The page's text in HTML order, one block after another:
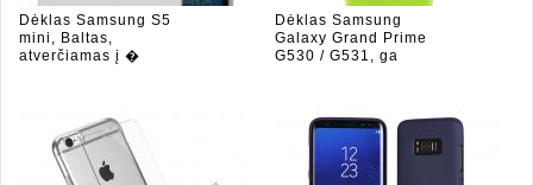
Dėklas Samsung S5
mini, Baltas,
atverčiamas į �
Dėklas Samsung
Galaxy Grand Prime
G530 / G531, ga